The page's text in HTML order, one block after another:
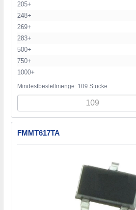
205+
248+
269+
283+
500+
750+
1000+
Mindestbestellmenge: 109 Stücke
FMMT617TA